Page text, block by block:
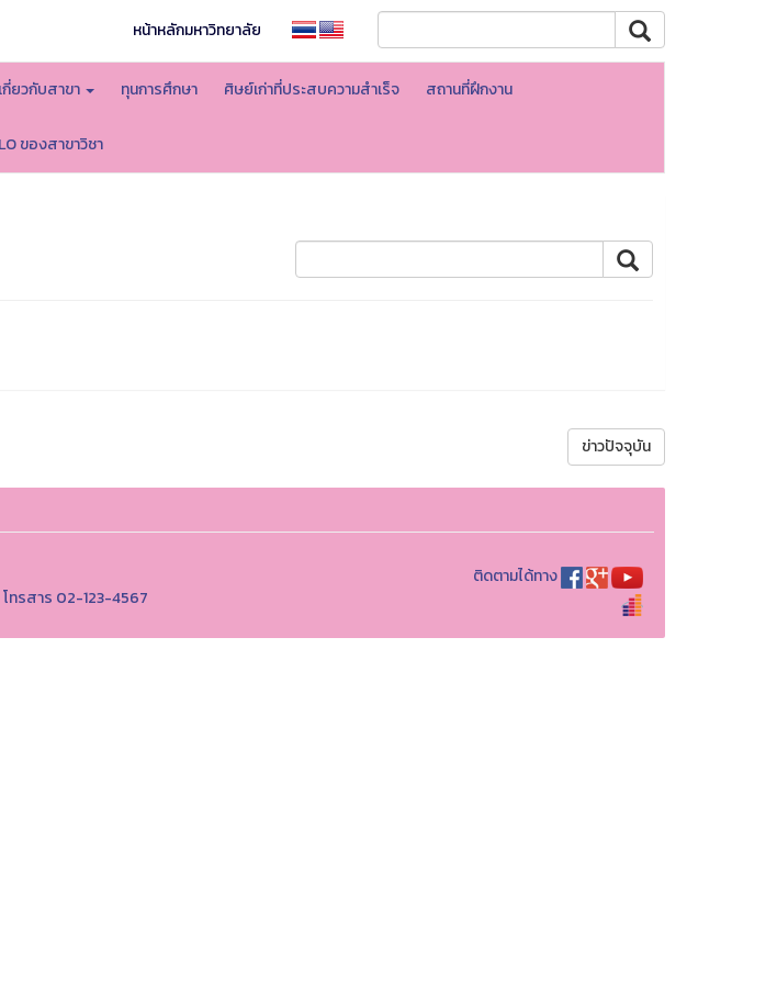
หน้าหลักมหาวิทยาลัย
เกี่ยวกับสาขา ทุนการศึกษา ศิษย์เก่าที่ประสบความสำเร็จ สถานที่ฝึกงาน
ของสาขาวิชา
ข่าวปัจจุบัน
ทรสาร 02-123-4567
ติดตามได้ทาง